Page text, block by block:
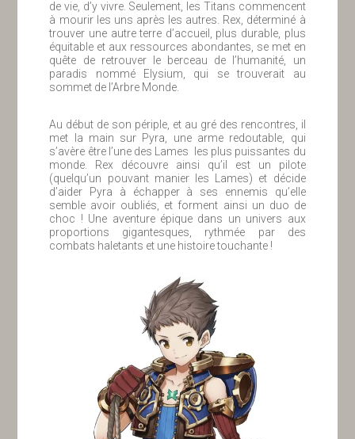
de vie, d’y vivre. Seulement, les Titans commencent
à mourir les uns après les autres. Rex, déterminé à
trouver une autre terre d’accueil, plus durable, plus
équitable et aux ressources abondantes, se met en
quête de retrouver le berceau de l’humanité, un
paradis nommé Elysium, qui se trouverait au
sommet de l’Arbre Monde.
Au début de son périple, et au gré des rencontres, il
met la main sur Pyra, une arme redoutable, qui
s’avère être l’une des Lames les plus puissantes du
monde. Rex découvre ainsi qu’il est un pilote
(quelqu’un pouvant manier les Lames) et décide
d’aider Pyra à échapper à ses ennemis qu’elle
semble avoir oubliés, et forment ainsi un duo de
choc ! Une aventure épique dans un univers aux
proportions gigantesques, rythmée par des
combats haletants et une histoire touchante !